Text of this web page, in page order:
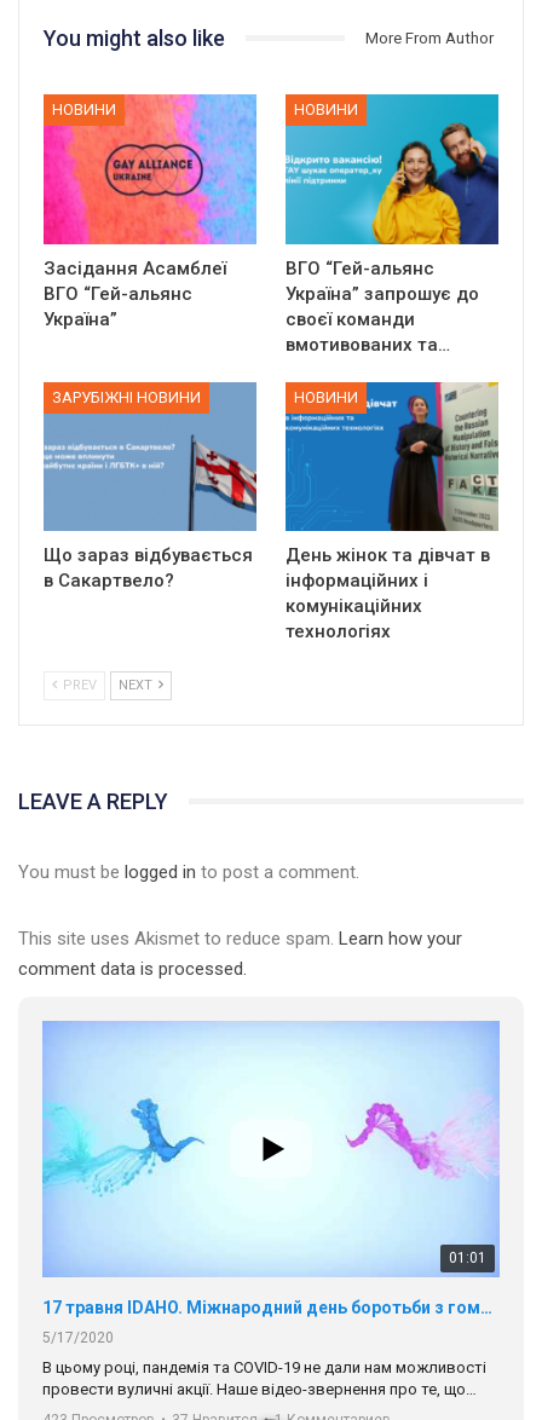
You might also like More From Author
НОВИНИ
Засідання Асамблеї
ВГО “Гей-альянс
Україна”
НОВИНИ
ВГО “Гей-альянс
Україна” запрошує до
своєї команди
вмотивованих та…
ЗАРУБІЖНІ НОВИНИ
Що зараз відбувається
в Сакартвело?
НОВИНИ
День жінок та дівчат в
інформаційних і
комунікаційних
технологіях
PREV NEXT
LEAVE A REPLY
You must be logged in to post a comment.
This site uses Akismet to reduce spam. Learn how your
comment data is processed.
В цьому році, пандемія та COVІD-19 не дали нам можливості
солідарності, приєднатися до нас. Регіональні підрозділи
ГАУ є в 16 областях України.
Разом наш голос лунає гучніше!